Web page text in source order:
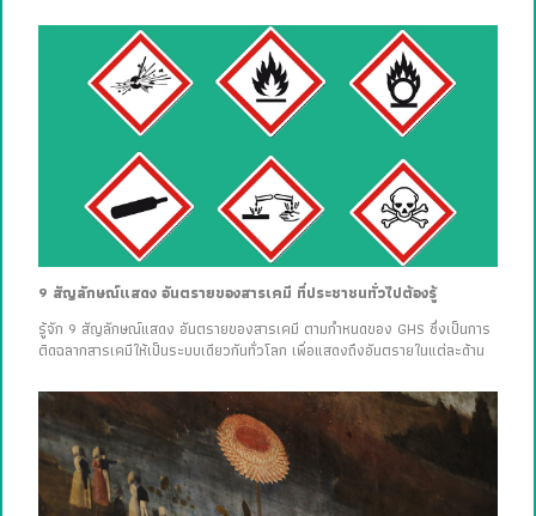
9 สัญลักษณ์แสดง อันตรายของสารเคมี ที่ประชาชนทั่วไปต้องรู้
รู้จัก 9 สัญลักษณ์แสดง อันตรายของสารเคมี ตามกำหนดของ GHS ซึ่งเป็นการ
ติดฉลากสารเคมีให้เป็นระบบเดียวกันทั่วโลก เพื่อแสดงถึงอันตรายในแต่ละด้าน